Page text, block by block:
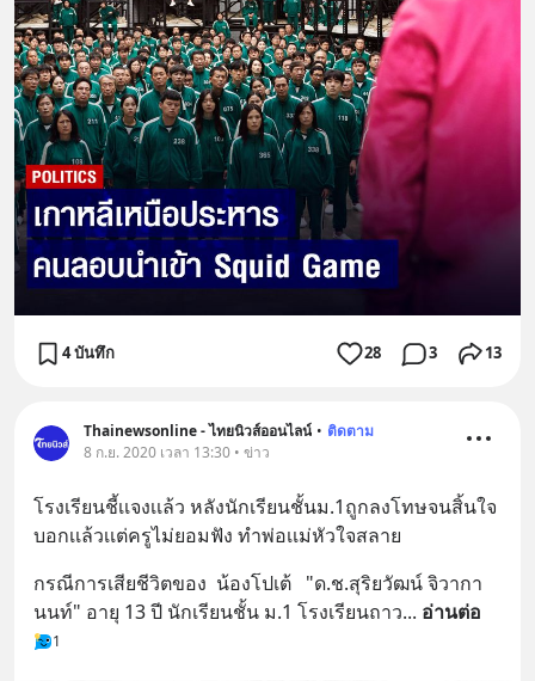
4 บันทึก 28 3 13
Thainewsonline - ไทยนิวส์ออนไลน์ • ติดตาม
8 ก.ย. 2020 เวลา 13:30 • ข่าว
โรงเรียนชี้เเจงเเล้ว หลังนักเรียนชั้นม.1ถูกลงโทษจนสิ้นใจ
บอกเเล้วเเต่ครูไม่ยอมฟัง ทำพ่อเเม่หัวใจสลาย
กรณีการเสียชีวิตของ  น้องโปเต้   "ด.ช.สุริยวัฒน์ จิวากา
นนท์" อายุ 13 ปี นักเรียนชั้น ม.1 โรงเรียนถาว... อ่านต่อ
1